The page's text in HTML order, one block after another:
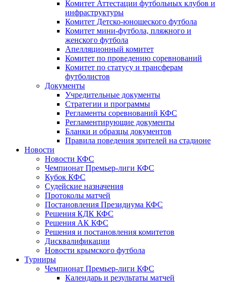
Комитет Аттестации футбольных клубов и
инфраструктуры
Комитет Детско-юношеского футбола
Комитет мини-футбола, пляжного и
женского футбола
Апелляционный комитет
Комитет по проведению соревнований
Комитет по статусу и трансферам
футболистов
Документы
Учредительные документы
Стратегии и программы
Регламенты соревнований КФС
Регламентирующие документы
Бланки и образцы документов
Правила поведения зрителей на стадионе
Новости
Новости КФС
Чемпионат Премьер-лиги КФС
Кубок КФС
Судейские назначения
Протоколы матчей
Постановления Президиума КФС
Решения КДК КФС
Решения АК КФС
Решения и постановления комитетов
Дисквалификации
Новости крымского футбола
Турниры
Чемпионат Премьер-лиги КФС
Календарь и результаты матчей